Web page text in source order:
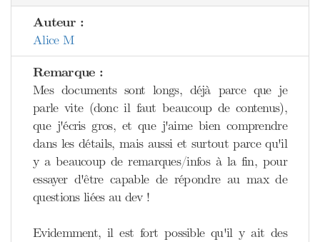
Auteur :
Alice M
Remarque :
Mes documents sont longs, déjà parce que je
parle vite (donc il faut beaucoup de contenus),
que j'écris gros, et que j'aime bien comprendre
dans les détails, mais aussi et surtout parce qu'il
y a beaucoup de remarques/infos à la fin, pour
essayer d'être capable de répondre au max de
questions liées au dev !
Evidemment, il est fort possible qu'il y ait des